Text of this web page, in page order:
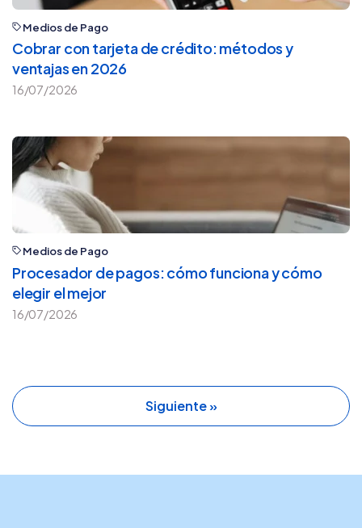
Medios de Pago
Cobrar con tarjeta de crédito: métodos y
ventajas en 2026
16/07/2026
Medios de Pago
Procesador de pagos: cómo funciona y cómo
elegir el mejor
16/07/2026
Siguiente »